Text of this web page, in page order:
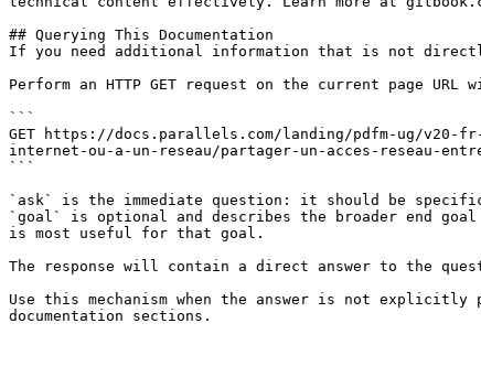
## Querying This Documentation
If you need additional information that is not
Perform an HTTP GET request on the current page
```
GET https://docs.parallels.com/landing/pdfm-ug/
internet-ou-a-un-reseau/partager-un-acces-reseau-entre-
```
`ask` is the immediate question: it should be
`goal` is optional and describes the broader end
is most useful for that goal.
The response will contain a direct answer to the
Use this mechanism when the answer is not